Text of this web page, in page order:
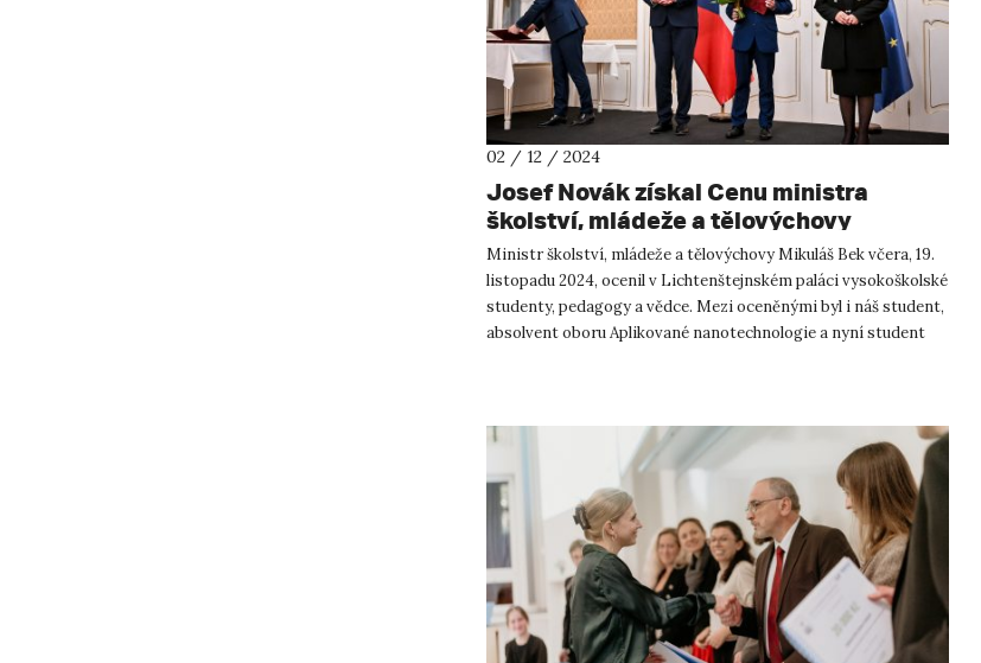
02 / 12 / 2024
Josef Novák získal Cenu ministra
školství, mládeže a tělovýchovy
Ministr školství, mládeže a tělovýchovy Mikuláš Bek včera, 19.
listopadu 2024, ocenil v Lichtenštejnském paláci vysokoškolské
studenty, pedagogy a vědce. Mezi oceněnými byl i náš student,
absolvent oboru Aplikované nanotechnologie a nyní student